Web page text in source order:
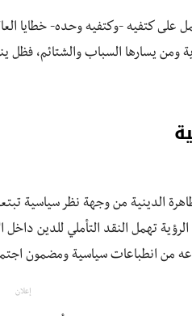
على كتفيه -وكتفيه وحده- خطايا
ومن يسارها السباب والشتائم، فظل
الدينية من وجهة نظر سياسية
الرؤية تهمل النقد التأملي للدين
من انطباعات سياسية ومضمون
إعلان